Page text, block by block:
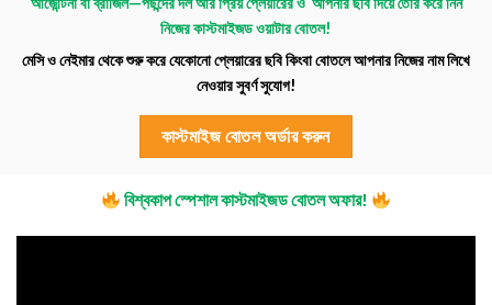
নিজের কাস্টমাইজড ওয়াটার বোতল!
মেসি ও নেইমার থেকে শুরু করে যেকোনো প্লেয়ারের ছবি কিংবা বোতলে আপনার নিজের নাম লিখে
নেওয়ার সুবর্ণ সুযোগ!
কাস্টমাইজ বোতল অর্ডার করুন
বিশ্বকাপ স্পেশাল কাস্টমাইজড বোতল অফার!